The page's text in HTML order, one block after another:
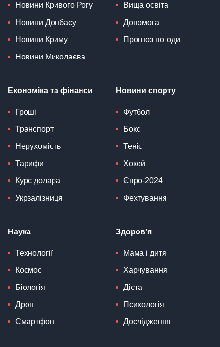
Новини Кривого Рогу
Новини Донбасу
Новини Криму
Новини Миколаєва
Вища освіта
Допомога
Прогноз погоди
Економіка та фінанси
Гроші
Транспорт
Нерухомість
Тарифи
Курс долара
Укрзалізниця
Новини спорту
Футбол
Бокс
Теніс
Хокей
Євро-2024
Фехтування
Наука
Технології
Космос
Біологія
Дрон
Смартфон
Здоров'я
Мама і дитя
Харчування
Дієта
Психологія
Дослідження